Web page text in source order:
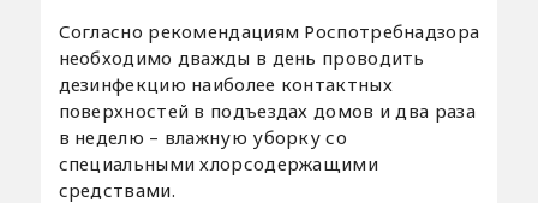
Согласно рекомендациям Роспотребнадзора
необходимо дважды в день проводить
дезинфекцию наиболее контактных
поверхностей в подъездах домов и два раза
в неделю – влажную уборку со
специальными хлорсодержащими
средствами.